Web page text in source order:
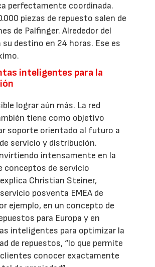
perfectamente coordinada.
piezas de repuesto salen de
de Palfinger. Alrededor del
su destino en 24 horas. Ese es
inteligentes para la
lograr aún más. La red
tiene como objetivo
soporte orientado al futuro a
servicio y distribución.
intensamente en la
conceptos de servicio
Christian Steiner,
posventa EMEA de
ejemplo, en un concepto de
para Europa y en
inteligentes para optimizar la
de repuestos, “lo que permite
conocer exactamente